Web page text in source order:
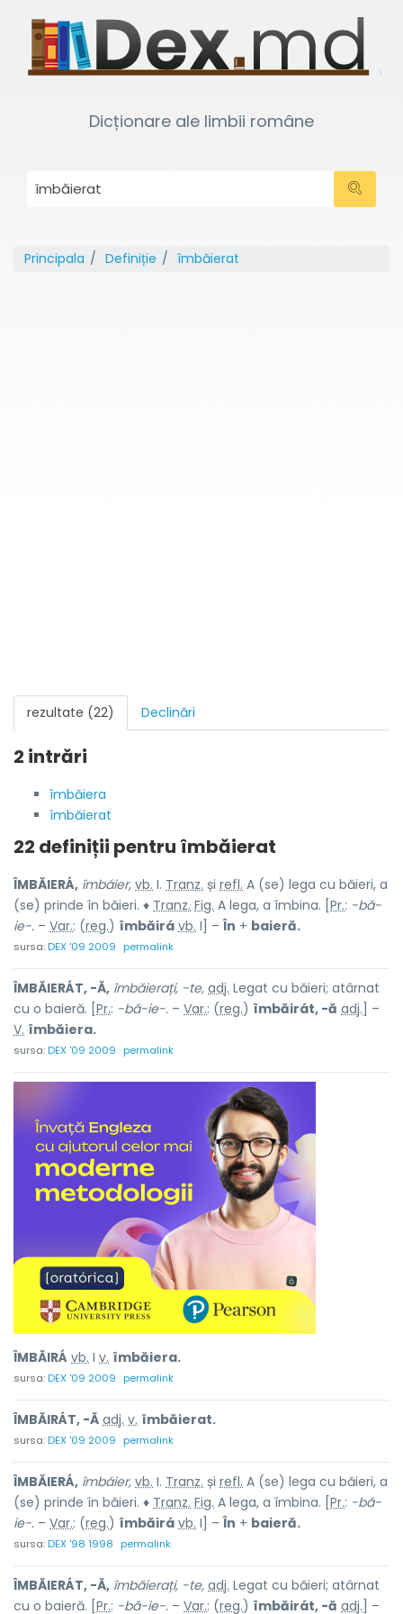
Dicționare ale limbii române
Principala Definiție îmbăierat
rezultate (22) Declinări
2 intrări
îmbăiera
îmbăierat
22 definiții pentru îmbăierat
ÎMBĂIERÁ, îmbáier, vb. I. Tranz. și refl. A (se) lega cu băieri, a
(se) prinde în băieri. ♦ Tranz. Fig. A lega, a îmbina. [ Pr.: -bă-
ie-. – Var.: (reg.) îmbăirá vb. I] – În + baieră.
sursa:DEX '09 2009 permalink
ÎMBĂIERÁT, -Ă, îmbăierați, -te, adj. Legat cu băieri; atârnat
cu o baieră. [ Pr.: -bă-ie-. – Var.: (reg.) îmbăirát, -ă adj. ] –
V. îmbăiera.
sursa:DEX '09 2009 permalink
ÎMBĂIRÁ vb. I v. îmbăiera.
sursa:DEX '09 2009 permalink
ÎMBĂIRÁT, -Ă adj. v. îmbăierat.
sursa:DEX '09 2009 permalink
ÎMBĂIERÁ, îmbáier, vb. I. Tranz. și refl. A (se) lega cu băieri, a
(se) prinde în băieri. ♦ Tranz. Fig. A lega, a îmbina. [ Pr.: -bă-
ie-. – Var.: (reg.) îmbăirá vb. I] – În + baieră.
sursa:DEX '98 1998 permalink
ÎMBĂIERÁT, -Ă, îmbăierați, -te, adj. Legat cu băieri; atârnat
cu o baieră. [ Pr.: -bă-ie-. – Var.: (reg.) îmbăirát, -ă adj. ] –